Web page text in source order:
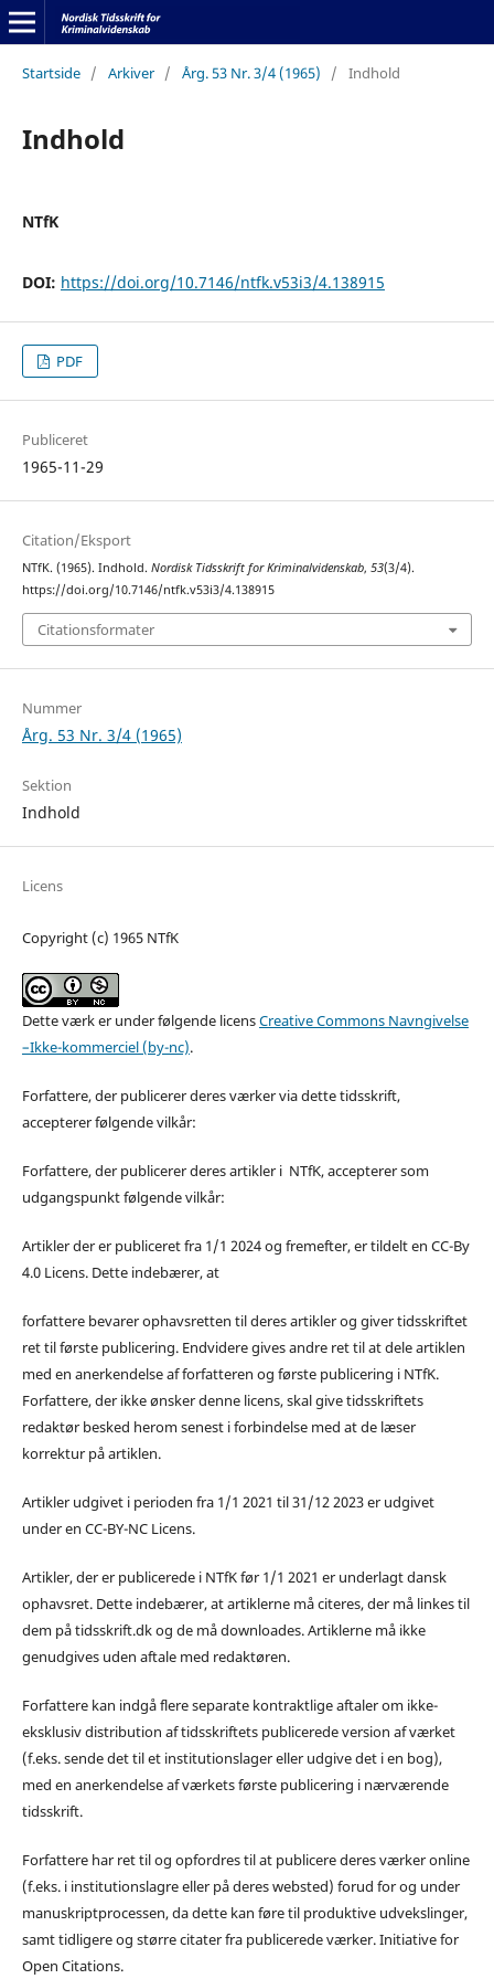
Startside / Arkiver / Årg. 53 Nr. 3/4 (1965) / Indhold
Indhold
NTfK
DOI: https://doi.org/10.7146/ntfk.v53i3/4.138915
PDF
Publiceret
1965-11-29
Citation/Eksport
NTfK. (1965). Indhold. Nordisk Tidsskrift for Kriminalvidenskab, 53(3/4).
https://doi.org/10.7146/ntfk.v53i3/4.138915
Citationsformater
Nummer
Årg. 53 Nr. 3/4 (1965)
Sektion
Indhold
Licens
Copyright (c) 1965 NTfK
Dette værk er under følgende licensCreative Commons Navngivelse
–Ikke-kommerciel (by-nc).
Forfattere, der publicerer deres værker via dette tidsskrift,
accepterer følgende vilkår:
Forfattere, der publicerer deres artikler i NTfK, accepterer som
udgangspunkt følgende vilkår:
Artikler der er publiceret fra 1/1 2024 og fremefter, er tildelt en CC-By
4.0 Licens. Dette indebærer, at
forfattere bevarer ophavsretten til deres artikler og giver tidsskriftet
ret til første publicering. Endvidere gives andre ret til at dele artiklen
med en anerkendelse af forfatteren og første publicering i NTfK.
Forfattere, der ikke ønsker denne licens, skal give tidsskriftets
redaktør besked herom senest i forbindelse med at de læser
korrektur på artiklen.
Artikler udgivet i perioden fra 1/1 2021 til 31/12 2023 er udgivet
under en CC-BY-NC Licens.
Artikler, der er publicerede i NTfK før 1/1 2021 er underlagt dansk
ophavsret. Dette indebærer, at artiklerne må citeres, der må linkes til
dem på tidsskrift.dk og de må downloades. Artiklerne må ikke
genudgives uden aftale med redaktøren.
Forfattere kan indgå flere separate kontraktlige aftaler om ikke-
eksklusiv distribution af tidsskriftets publicerede version af værket
(f.eks. sende det til et institutionslager eller udgive det i en bog),
med en anerkendelse af værkets første publicering i nærværende
tidsskrift.
Forfattere har ret til og opfordres til at publicere deres værker online
(f.eks. i institutionslagre eller på deres websted) forud for og under
manuskriptprocessen, da dette kan føre til produktive udvekslinger,
samt tidligere og større citater fra publicerede værker. Initiative for
Open Citations.